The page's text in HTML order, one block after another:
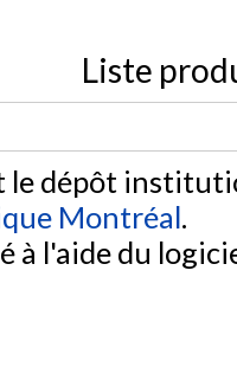
Liste
le dépôt
Montréal.
à l'aide du